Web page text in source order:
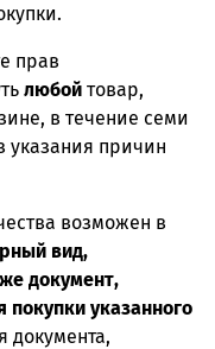
прав
любой товар,
в течение семи
указания причин
возможен в
вид,
документ,
указанного
документа,